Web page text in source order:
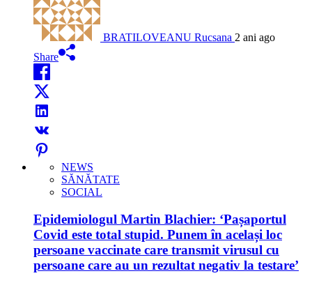
BRATILOVEANU Rucsana 2 ani ago
Share
NEWS
SĂNĂTATE
SOCIAL
Epidemiologul Martin Blachier: ‘Pașaportul
Covid este total stupid. Punem în același loc
persoane vaccinate care transmit virusul cu
persoane care au un rezultat negativ la testare’